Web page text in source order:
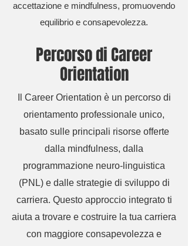
accettazione e mindfulness, promuovendo
equilibrio e consapevolezza.
Percorso di Career
Orientation
Il Career Orientation è un percorso di
orientamento professionale unico,
basato sulle principali risorse offerte
dalla mindfulness, dalla
programmazione neuro-linguistica
(PNL) e dalle strategie di sviluppo di
carriera. Questo approccio integrato ti
aiuta a trovare e costruire la tua carriera
con maggiore consapevolezza e